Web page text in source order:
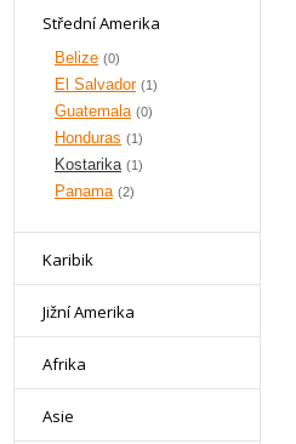
Střední Amerika
Belize (0)
El Salvador (1)
Guatemala (0)
Honduras (1)
Kostarika (1)
Panama (2)
Karibik
Jižní Amerika
Afrika
Asie